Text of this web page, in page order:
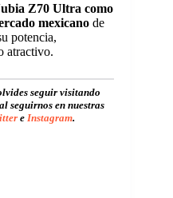
Z70 Ultra como
mexicano de
potencia,
atractivo.
seguir visitando
seguirnos en nuestras
e Instagram.